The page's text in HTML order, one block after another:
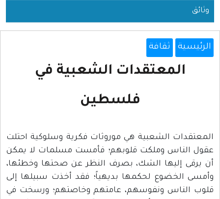
وثائق
الرئيسية ثقافة
المعتقدات الشعبية في
فلسطين
المعتقدات الشعبية هي موروثات فكرية وسلوكية احتلت
عقول الناس وملكت قلوبهم؛ فأمست مسلمات لا يمكن
أن يرقى إليها الشك، بصرف النظر عن صحتها وخطئها،
وأمسى الخضوع لحكمها بديهياً؛ فقد أخذت سبيلها إلى
قلوب الناس ونفوسهم، عامتهم وخاصتهم؛ ورسخت في